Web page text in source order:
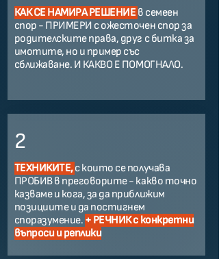
КАК СЕ НАМИРА РЕШЕНИЕ в семеен
спор - ПРИМЕРИ с ожесточен спор за
родителските права, друг с битка за
имотите, но и пример със
сближаване. И КАКВО Е ПОМОГНАЛО.
2
ТЕХНИКИТЕ,с които се получава
ПРОБИВ в преговорите - какво точно
казваме и кога, за да приближим
позициите и да постигнем
споразумение. + РЕЧНИК с конкретни
въпроси и реплики